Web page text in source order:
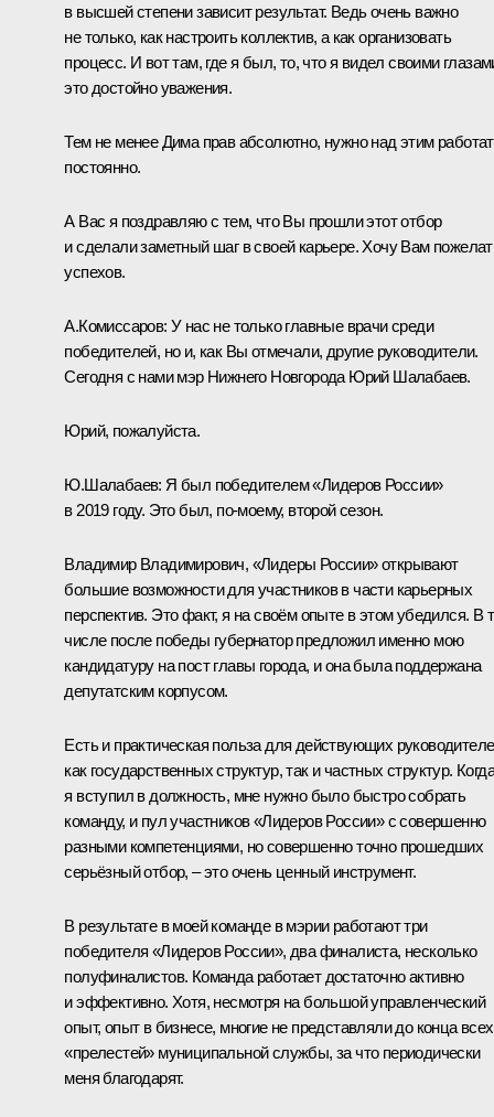
в высшей степени зависит результат. Ведь очень важно
не только, как настроить коллектив, а как организовать
процесс. И вот там, где я был, то, что я видел своими
это достойно уважения.
Тем не менее Дима прав абсолютно, нужно над этим
постоянно.
А Вас я поздравляю с тем, что Вы прошли этот отбор
и сделали заметный шаг в своей карьере. Хочу Вам
успехов.
А.Комиссаров: У нас не только главные врачи среди
победителей, но и, как Вы отмечали, другие руководители.
Сегодня с нами мэр Нижнего Новгорода Юрий Шалабаев.
Юрий, пожалуйста.
Ю.Шалабаев: Я был победителем «Лидеров России»
в 2019 году. Это был, по-моему, второй сезон.
Владимир Владимирович, «Лидеры России» открывают
большие возможности для участников в части карьерных
перспектив. Это факт, я на своём опыте в этом убедился. В
числе после победы губернатор предложил именно мою
кандидатуру на пост главы города, и она была поддержана
депутатским корпусом.
Есть и практическая польза для действующих
как государственных структур, так и частных структур. Когда
я вступил в должность, мне нужно было быстро собрать
команду, и пул участников «Лидеров России» с совершенно
разными компетенциями, но совершенно точно прошедших
серьёзный отбор, – это очень ценный инструмент.
В результате в моей команде в мэрии работают три
победителя «Лидеров России», два финалиста, несколько
полуфиналистов. Команда работает достаточно активно
и эффективно. Хотя, несмотря на большой управленческий
опыт, опыт в бизнесе, многие не представляли до конца всех
«прелестей» муниципальной службы, за что периодически
меня благодарят.